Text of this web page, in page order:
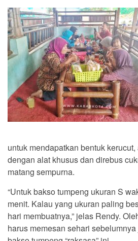
untuk mendapatkan bentuk
dengan alat khusus dan direbus
matang sempurna.
“Untuk bakso tumpeng ukuran S
menit. Kalau yang ukuran paling
hari membuatnya,” jelas Rendy.
harus memesan sehari